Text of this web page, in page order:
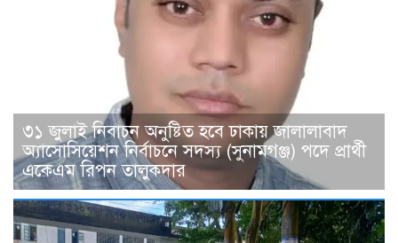
৩১ জুলাই নিবাচন অনু‌ষ্টিত হ‌বে ঢাকায় জালালাবাদ
অ্যাসোসিয়েশন নির্বাচনে সদস্য (সুনামগঞ্জ) পদে প্রার্থী
একেএম রিপন তালুকদার